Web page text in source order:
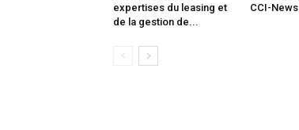
expertises du leasing et
de la gestion de...
CCI-News